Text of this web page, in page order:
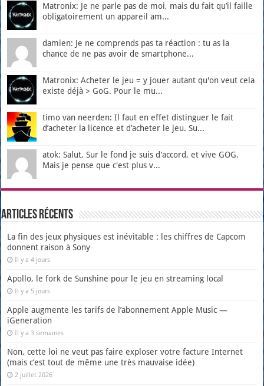
Matronix: Je ne parle pas de moi, mais du fait qu’il faille
obligatoirement un appareil am...
damien: Je ne comprends pas ta réaction : tu as la
chance de ne pas avoir de smartphone...
Matronix: Acheter le jeu = y jouer autant qu'on veut cela
existe déjà > GoG. Pour le mu...
timo van neerden: Il faut en effet distinguer le fait
d’acheter la licence et d’acheter le jeu. Su...
atok: Salut, Sur le fond je suis d'accord, et vive GOG.
Mais je pense que c'est plus v...
Articles récents
La fin des jeux physiques est inévitable : les chiffres de Capcom
donnent raison à Sony
Il y a 4 jours
Apollo, le fork de Sunshine pour le jeu en streaming local
Il y a 5 jours
Apple augmente les tarifs de l’abonnement Apple Music —
iGeneration
Il y a 3 semaines
Non, cette loi ne veut pas faire exploser votre facture Internet
(mais c’est tout de même une très mauvaise idée)
2 juillet 2026